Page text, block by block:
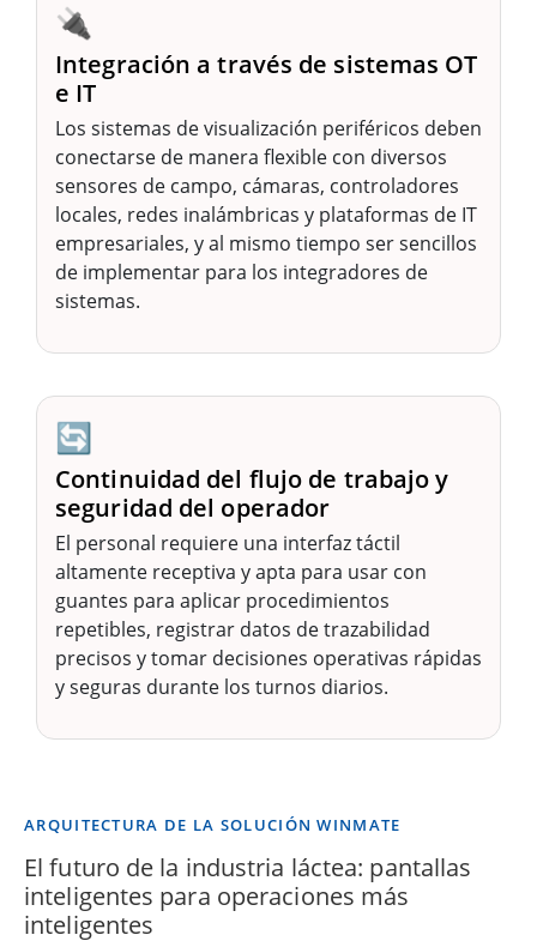
🔌
Integración a través de sistemas OT
e IT
Los sistemas de visualización periféricos deben
conectarse de manera flexible con diversos
sensores de campo, cámaras, controladores
locales, redes inalámbricas y plataformas de IT
empresariales, y al mismo tiempo ser sencillos
de implementar para los integradores de
sistemas.
🔄
Continuidad del flujo de trabajo y
seguridad del operador
El personal requiere una interfaz táctil
altamente receptiva y apta para usar con
guantes para aplicar procedimientos
repetibles, registrar datos de trazabilidad
precisos y tomar decisiones operativas rápidas
y seguras durante los turnos diarios.
ARQUITECTURA DE LA SOLUCIÓN WINMATE
El futuro de la industria láctea: pantallas
inteligentes para operaciones más
inteligentes